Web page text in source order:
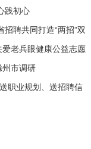
践初心
聘共同打造“两招”双
老兵眼健康公益志愿
州市调研
职业规划、送招聘信